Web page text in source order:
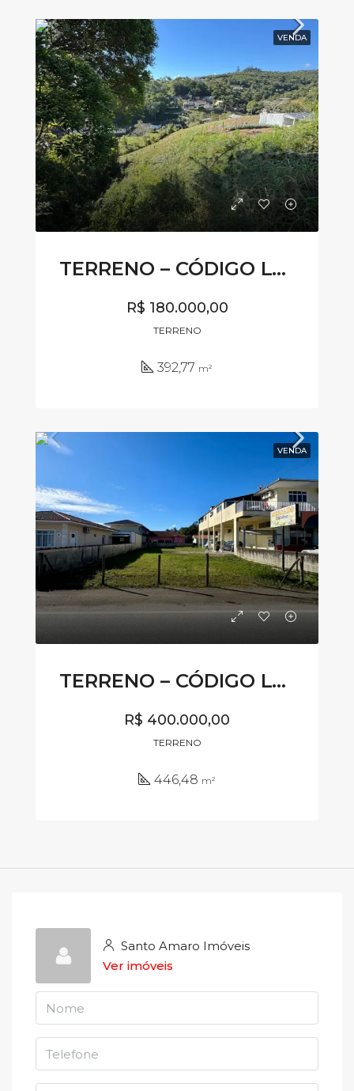
VENDA
TERRENO – CÓDIGO LV336
R$ 180.000,00
TERRENO
392,77 m²
VENDA
TERRENO – CÓDIGO LV335
R$ 400.000,00
TERRENO
446,48 m²
Santo Amaro Imóveis
Ver imóveis